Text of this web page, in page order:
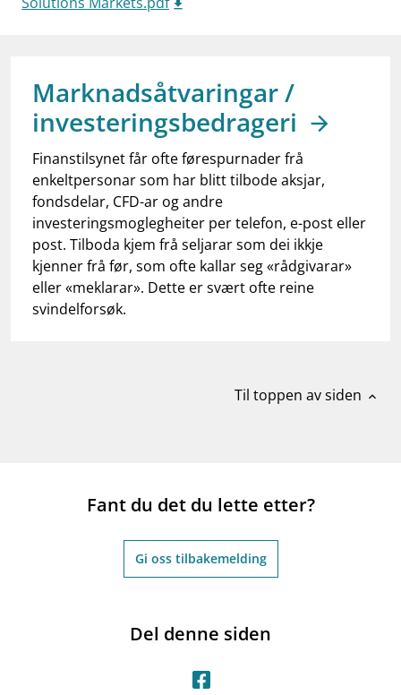
work_outlineJobb hos oss
notifications_noneAbonner på nyhetsvarsel
Marknadsåtvaringar /
investeringsbedrageri
Finanstilsynet får ofte førespurnader frå
enkeltpersonar som har blitt tilbode aksjar,
fondsdelar, CFD-ar og andre
investeringsmoglegheiter per telefon, e-post eller
post. Tilboda kjem frå seljarar som dei ikkje
kjenner frå før, som ofte kallar seg «rådgivarar»
eller «meklarar». Dette er svært ofte reine
svindelforsøk.
Til toppen av siden expand_less
Fant du det du lette etter?
Gi oss tilbakemelding
Del denne siden